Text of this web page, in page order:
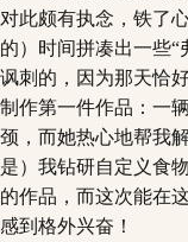
对此颇有执念，铁了
的）时间拼凑出一些
讽刺的，因为那天恰
制作第一件作品：一
颈，而她热心地帮我
是）我钻研自定义食
的作品，而这次能在
感到格外兴奋！